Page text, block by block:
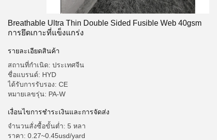
Breathable Ultra Thin Double Sided Fusible Web 40gsm
การยึดเกาะที่แข็งแกร่ง
รายละเอียดสินค้า
สถานที่กำเนิด: ประเทศจีน
ชื่อแบรนด์: HYD
ได้รับการรับรอง: CE
หมายเลขรุ่น: PA-W
เงื่อนไขการชำระเงินและการจัดส่ง
จำนวนสั่งซื้อขั้นต่ำ: 5 หลา
ราคา: 0.27~0.45usd/yard